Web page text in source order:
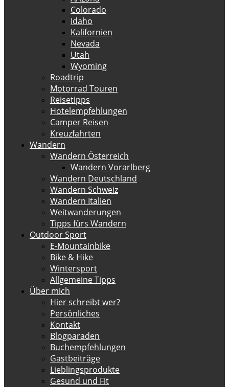
Colorado
Idaho
Kalifornien
Nevada
Utah
Wyoming
Roadtrip
Motorrad Touren
Reisetipps
Hotelempfehlungen
Camper Reisen
Kreuzfahrten
Wandern
Wandern Österreich
Wandern Vorarlberg
Wandern Deutschland
Wandern Schweiz
Wandern Italien
Weitwanderungen
Tipps fürs Wandern
Outdoor Sport
E-Mountainbike
Bike & Hike
Wintersport
Allgemeine Tipps
Über mich
Hier schreibt wer?
Persönliches
Kontakt
Blogparaden
Buchempfehlungen
Gastbeiträge
Lieblingsprodukte
Gesund und Fit